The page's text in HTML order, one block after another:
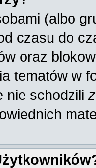
(albo
czasu do
oraz
tematów w
nie schodzili